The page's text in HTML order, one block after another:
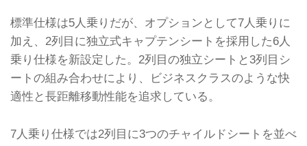
標準仕様は5人乗りだが、オプションとして7人乗りに
加え、2列目に独立式キャプテンシートを採用した6人
乗り仕様を新設定した。2列目の独立シートと3列目シ
ートの組み合わせにより、ビジネスクラスのような快
適性と長距離移動性能を追求している。
7人乗り仕様では2列目に3つのチャイルドシートを並べ